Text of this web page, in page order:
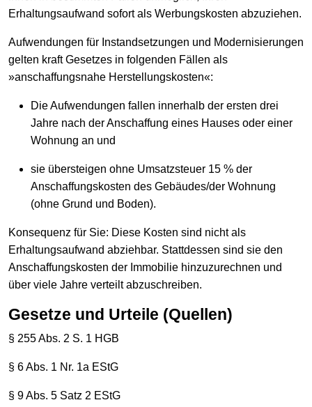
Erhaltungsaufwand sofort als Werbungskosten abzuziehen.
Aufwendungen für Instandsetzungen und Modernisierungen
gelten kraft Gesetzes in folgenden Fällen als
»anschaffungsnahe Herstellungskosten«:
Die Aufwendungen fallen innerhalb der ersten drei
Jahre nach der Anschaffung eines Hauses oder einer
Wohnung an und
sie übersteigen ohne Umsatzsteuer 15 % der
Anschaffungskosten des Gebäudes/der Wohnung
(ohne Grund und Boden).
Konsequenz für Sie: Diese Kosten sind nicht als
Erhaltungsaufwand abziehbar. Stattdessen sind sie den
Anschaffungskosten der Immobilie hinzuzurechnen und
über viele Jahre verteilt abzuschreiben.
Gesetze und Urteile (Quellen)
§ 255 Abs. 2 S. 1 HGB
§ 6 Abs. 1 Nr. 1a EStG
§ 9 Abs. 5 Satz 2 EStG